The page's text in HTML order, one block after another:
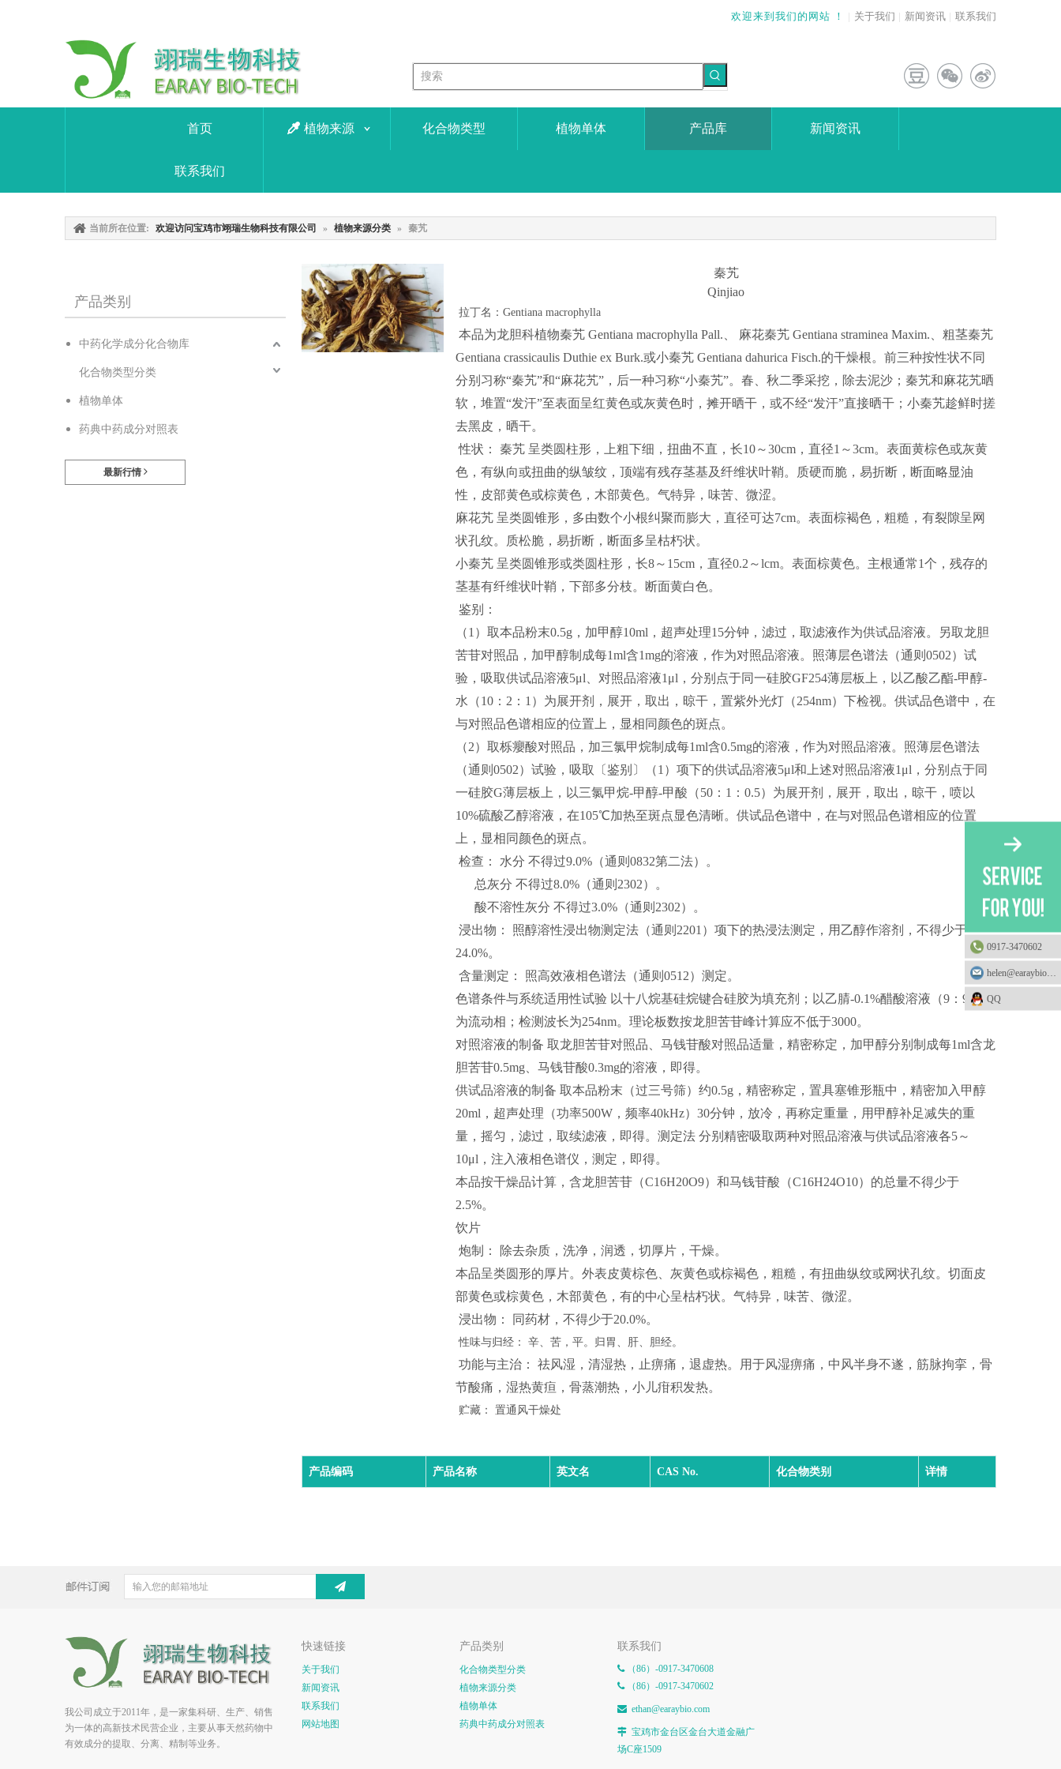
欢迎来到我们的网站 ！ | 关于我们 | 新闻资讯 | 联系我们
首页 植物来源 化合物类型 植物单体 产品库 新闻资讯
联系我们
当前所在位置: 欢迎访问宝鸡市翊瑞生物科技有限公司 » 植物来源分类 » 秦艽
产品类别
中药化学成分化合物库
化合物类型分类
植物单体
药典中药成分对照表
最新行情
秦艽
Qinjiao
拉丁名： Gentiana macrophylla
本品为龙胆科植物秦艽 Gentiana macrophylla Pall.、 麻花秦艽 Gentiana straminea Maxim.、粗茎秦艽
Gentiana crassicaulis Duthie ex Burk.或小秦艽 Gentiana dahurica Fisch.的干燥根。前三种按性状不同
分别习称“秦艽”和“麻花艽”，后一种习称“小秦艽”。春、秋二季采挖，除去泥沙；秦艽和麻花艽晒
软，堆置“发汗”至表面呈红黄色或灰黄色时，摊开晒干，或不经“发汗”直接晒干；小秦艽趁鲜时搓
去黑皮，晒干。
性状： 秦艽 呈类圆柱形，上粗下细，扭曲不直，长10～30cm，直径1～3cm。表面黄棕色或灰黄
色，有纵向或扭曲的纵皱纹，顶端有残存茎基及纤维状叶鞘。质硬而脆，易折断，断面略显油
性，皮部黄色或棕黄色，木部黄色。气特异，味苦、微涩。
麻花艽 呈类圆锥形，多由数个小根纠聚而膨大，直径可达7cm。表面棕褐色，粗糙，有裂隙呈网
状孔纹。质松脆，易折断，断面多呈枯朽状。
小秦艽 呈类圆锥形或类圆柱形，长8～15cm，直径0.2～lcm。表面棕黄色。主根通常1个，残存的
茎基有纤维状叶鞘，下部多分枝。断面黄白色。
鉴别：
（1）取本品粉末0.5g，加甲醇10ml，超声处理15分钟，滤过，取滤液作为供试品溶液。另取龙胆
苦苷对照品，加甲醇制成每1ml含1mg的溶液，作为对照品溶液。照薄层色谱法（通则0502）试
验，吸取供试品溶液5μl、对照品溶液1μl，分别点于同一硅胶GF254薄层板上，以乙酸乙酯-甲醇-
水（10：2：1）为展开剂，展开，取出，晾干，置紫外光灯（254nm）下检视。供试品色谱中，在
与对照品色谱相应的位置上，显相同颜色的斑点。
（2）取栎癭酸对照品，加三氯甲烷制成每1ml含0.5mg的溶液，作为对照品溶液。照薄层色谱法
（通则0502）试验，吸取〔鉴别〕（1）项下的供试品溶液5μl和上述对照品溶液1μl，分别点于同
一硅胶G薄层板上，以三氯甲烷-甲醇-甲酸（50：1：0.5）为展开剂，展开，取出，晾干，喷以
10%硫酸乙醇溶液，在105℃加热至斑点显色清晰。供试品色谱中，在与对照品色谱相应的位置
上，显相同颜色的斑点。
检查： 水分 不得过9.0%（通则0832第二法）。
总灰分 不得过8.0%（通则2302）。
酸不溶性灰分 不得过3.0%（通则2302）。
浸出物： 照醇溶性浸出物测定法（通则2201）项下的热浸法测定，用乙醇作溶剂，不得少于
24.0%。
含量测定： 照高效液相色谱法（通则0512）测定。
色谱条件与系统适用性试验 以十八烷基硅烷键合硅胶为填充剂；以乙腈-0.1%醋酸溶液（9：91）
为流动相；检测波长为254nm。理论板数按龙胆苦苷峰计算应不低于3000。
对照溶液的制备 取龙胆苦苷对照品、马钱苷酸对照品适量，精密称定，加甲醇分别制成每1ml含龙
胆苦苷0.5mg、马钱苷酸0.3mg的溶液，即得。
供试品溶液的制备 取本品粉末（过三号筛）约0.5g，精密称定，置具塞锥形瓶中，精密加入甲醇
20ml，超声处理（功率500W，频率40kHz）30分钟，放冷，再称定重量，用甲醇补足减失的重
量，摇匀，滤过，取续滤液，即得。测定法 分别精密吸取两种对照品溶液与供试品溶液各5～
10μl，注入液相色谱仪，测定，即得。
本品按干燥品计算，含龙胆苦苷（C16H20O9）和马钱苷酸（C16H24O10）的总量不得少于
2.5%。
饮片
炮制： 除去杂质，洗净，润透，切厚片，干燥。
本品呈类圆形的厚片。外表皮黄棕色、灰黄色或棕褐色，粗糙，有扭曲纵纹或网状孔纹。切面皮
部黄色或棕黄色，木部黄色，有的中心呈枯朽状。气特异，味苦、微涩。
浸出物： 同药材，不得少于20.0%。
性味与归经： 辛、苦，平。归胃、肝、胆经。
功能与主治： 祛风湿，清湿热，止痹痛，退虚热。用于风湿痹痛，中风半身不遂，筋脉拘挛，骨
节酸痛，湿热黄疸，骨蒸潮热，小儿疳积发热。
贮藏： 置通风干燥处
产品编码 产品名称 英文名 CAS No. 化合物类别 详情
我公司成立于2011年，是一家集科研、生产、销售
为一体的高新技术民营企业，主要从事天然药物中
有效成分的提取、分离、精制等业务。
快速链接
关于我们
新闻资讯
联系我们
网站地图
产品类别
化合物类型分类
植物来源分类
植物单体
药典中药成分对照表
联系我们
（86）-0917-3470608
（86）-0917-3470602
 ethan@earaybio.com
 宝鸡市金台区金台大道金融广
场C座1509
0917-3470602
QQ